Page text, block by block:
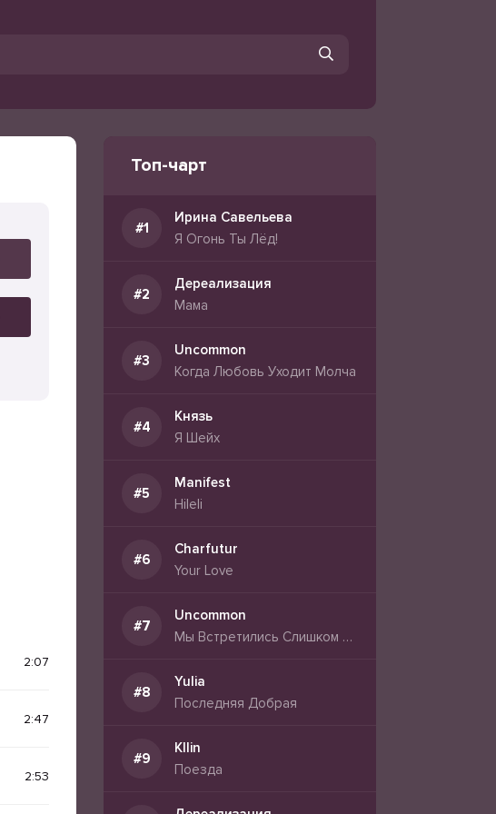
2:07
2:47
2:53
Топ-чарт
Ирина Савельева
Я Огонь Ты Лёд!
Дереализация
Мама
Uncommon
Когда Любовь Уходит Молча
Князь
Я Шейх
Manifest
Hileli
Charfutur
Your Love
Uncommon
Мы Встретились Слишком Поздно
Yulia
Последняя Добрая
Kllin
Поезда